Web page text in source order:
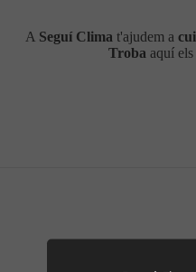
A Seguí Clima t'ajudem a
Trobaaquí